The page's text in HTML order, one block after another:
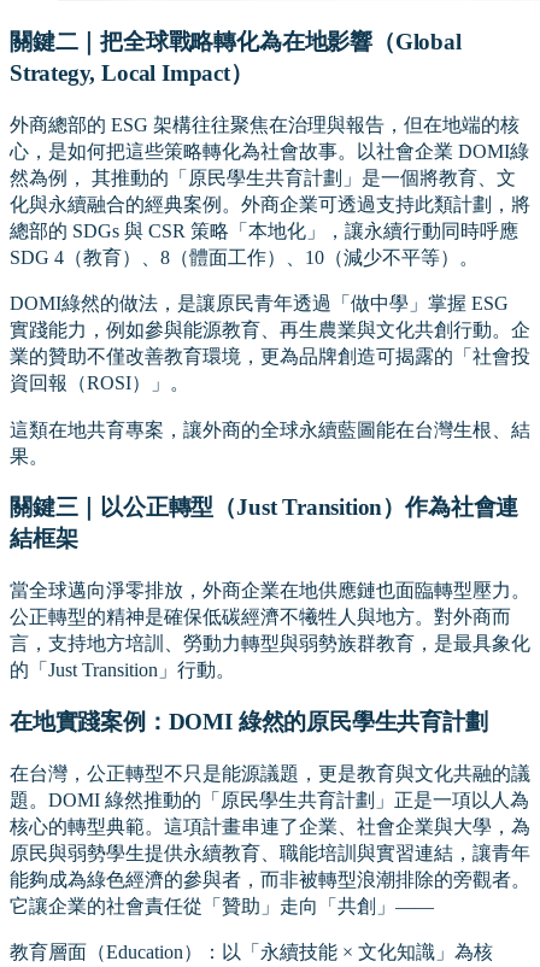
關鍵二｜把全球戰略轉化為在地影響（Global
Strategy, Local Impact）
外商總部的 ESG 架構往往聚焦在治理與報告，但在地端的核
心，是如何把這些策略轉化為社會故事。以社會企業 DOMI綠
然為例， 其推動的「原民學生共育計劃」是一個將教育、文
化與永續融合的經典案例。外商企業可透過支持此類計劃，將
總部的 SDGs 與 CSR 策略「本地化」，讓永續行動同時呼應
SDG 4（教育）、8（體面工作）、10（減少不平等）。
DOMI綠然的做法，是讓原民青年透過「做中學」掌握 ESG
實踐能力，例如參與能源教育、再生農業與文化共創行動。企
業的贊助不僅改善教育環境，更為品牌創造可揭露的「社會投
資回報（ROSI）」。
這類在地共育專案，讓外商的全球永續藍圖能在台灣生根、結
果。
關鍵三｜以公正轉型（Just Transition）作為社會連
結框架
當全球邁向淨零排放，外商企業在地供應鏈也面臨轉型壓力。
公正轉型的精神是確保低碳經濟不犧牲人與地方。對外商而
言，支持地方培訓、勞動力轉型與弱勢族群教育，是最具象化
的「Just Transition」行動。
在地實踐案例：DOMI 綠然的原民學生共育計劃
在台灣，公正轉型不只是能源議題，更是教育與文化共融的議
題。DOMI 綠然推動的「原民學生共育計劃」正是一項以人為
核心的轉型典範。這項計畫串連了企業、社會企業與大學，為
原民與弱勢學生提供永續教育、職能培訓與實習連結，讓青年
能夠成為綠色經濟的參與者，而非被轉型浪潮排除的旁觀者。
它讓企業的社會責任從「贊助」走向「共創」——
教育層面（Education）：以「永續技能 × 文化知識」為核